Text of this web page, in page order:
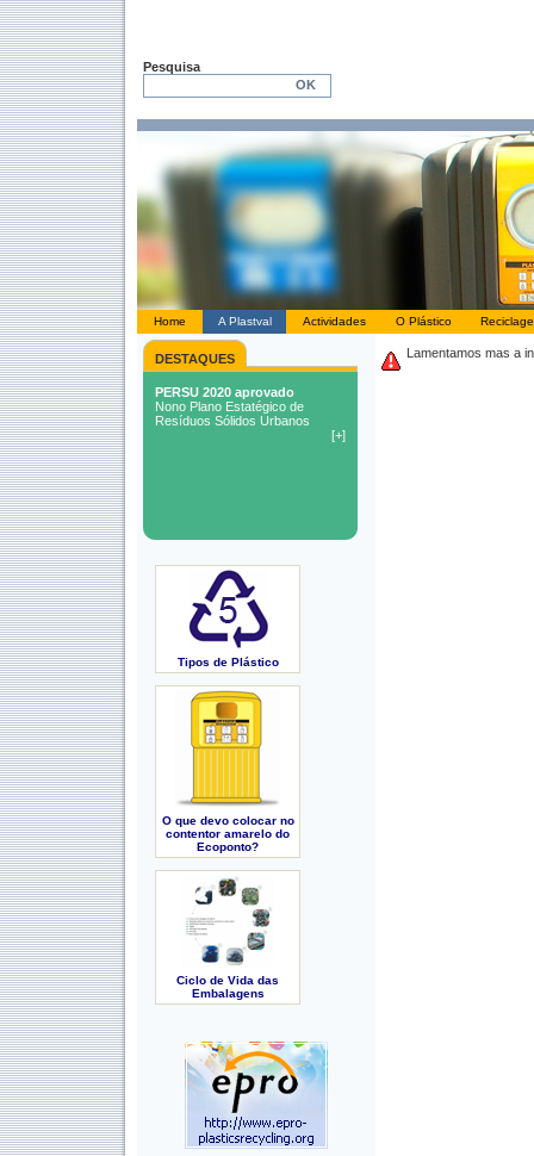
Pesquisa
Home A Plastval Actividades O Plástico
DESTAQUES
Tipos de Plástico
O que devo colocar no
contentor amarelo do
Ecoponto?
Ciclo de Vida das
Embalagens
Lamentamos mas a